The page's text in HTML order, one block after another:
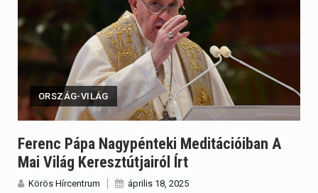
ORSZÁG-VILÁG
Ferenc Pápa Nagypénteki Meditációiban A
Mai Világ Keresztútjairól Írt
Körös Hírcentrum április 18, 2025